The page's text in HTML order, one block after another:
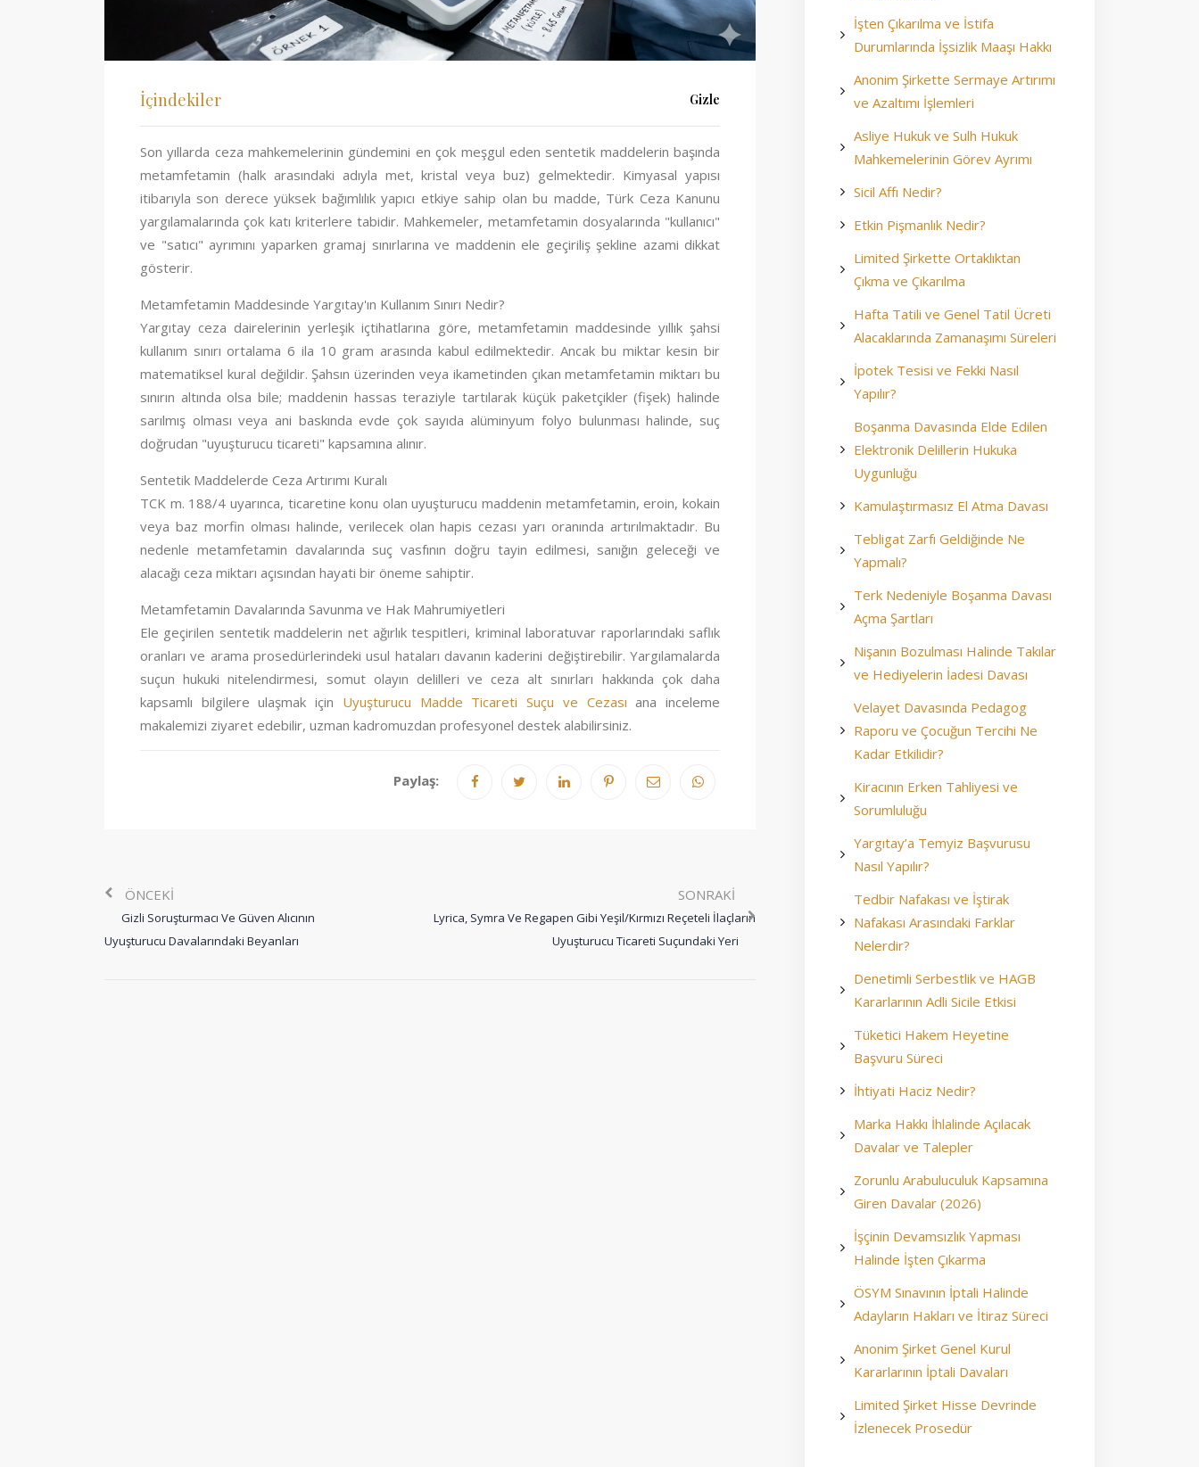
İşten Çıkarılma ve İstifa
Durumlarında İşsizlik Maaşı Hakkı
Anonim Şirkette Sermaye Artırımı
ve Azaltımı İşlemleri
Asliye Hukuk ve Sulh Hukuk
Mahkemelerinin Görev Ayrımı
Sicil Affı Nedir?
Etkin Pişmanlık Nedir?
Limited Şirkette Ortaklıktan
Çıkma ve Çıkarılma
Hafta Tatili ve Genel Tatil Ücreti
Alacaklarında Zamanaşımı Süreleri
İpotek Tesisi ve Fekki Nasıl
Yapılır?
Boşanma Davasında Elde Edilen
Elektronik Delillerin Hukuka
Uygunluğu
Kamulaştırmasız El Atma Davası
Tebligat Zarfı Geldiğinde Ne
Yapmalı?
Terk Nedeniyle Boşanma Davası
Açma Şartları
Nişanın Bozulması Halinde Takılar
ve Hediyelerin İadesi Davası
Velayet Davasında Pedagog
Raporu ve Çocuğun Tercihi Ne
Kadar Etkilidir?
Kiracının Erken Tahliyesi ve
Sorumluluğu
Yargıtay’a Temyiz Başvurusu
Nasıl Yapılır?
Tedbir Nafakası ve İştirak
Nafakası Arasındaki Farklar
Nelerdir?
Denetimli Serbestlik ve HAGB
Kararlarının Adli Sicile Etkisi
Tüketici Hakem Heyetine
Başvuru Süreci
İhtiyati Haciz Nedir?
Marka Hakkı İhlalinde Açılacak
Davalar ve Talepler
Zorunlu Arabuluculuk Kapsamına
Giren Davalar (2026)
İşçinin Devamsızlık Yapması
Halinde İşten Çıkarma
ÖSYM Sınavının İptali Halinde
Adayların Hakları ve İtiraz Süreci
Anonim Şirket Genel Kurul
Kararlarının İptali Davaları
Limited Şirket Hisse Devrinde
İzlenecek Prosedür
İçindekiler Gizle
Son yıllarda ceza mahkemelerinin gündemini en çok meşgul eden sentetik maddelerin başında
metamfetamin (halk arasındaki adıyla met, kristal veya buz) gelmektedir. Kimyasal yapısı
itibarıyla son derece yüksek bağımlılık yapıcı etkiye sahip olan bu madde, Türk Ceza Kanunu
yargılamalarında çok katı kriterlere tabidir. Mahkemeler, metamfetamin dosyalarında "kullanıcı"
ve "satıcı" ayrımını yaparken gramaj sınırlarına ve maddenin ele geçiriliş şekline azami dikkat
gösterir.
Metamfetamin Maddesinde Yargıtay'ın Kullanım Sınırı Nedir?
Yargıtay ceza dairelerinin yerleşik içtihatlarına göre, metamfetamin maddesinde yıllık şahsi
kullanım sınırı ortalama 6 ila 10 gram arasında kabul edilmektedir. Ancak bu miktar kesin bir
matematiksel kural değildir. Şahsın üzerinden veya ikametinden çıkan metamfetamin miktarı bu
sınırın altında olsa bile; maddenin hassas teraziyle tartılarak küçük paketçikler (fişek) halinde
sarılmış olması veya ani baskında evde çok sayıda alüminyum folyo bulunması halinde, suç
doğrudan "uyuşturucu ticareti" kapsamına alınır.
Sentetik Maddelerde Ceza Artırımı Kuralı
TCK m. 188/4 uyarınca, ticaretine konu olan uyuşturucu maddenin metamfetamin, eroin, kokain
veya baz morfin olması halinde, verilecek olan hapis cezası yarı oranında artırılmaktadır. Bu
nedenle metamfetamin davalarında suç vasfının doğru tayin edilmesi, sanığın geleceği ve
alacağı ceza miktarı açısından hayati bir öneme sahiptir.
Metamfetamin Davalarında Savunma ve Hak Mahrumiyetleri
Ele geçirilen sentetik maddelerin net ağırlık tespitleri, kriminal laboratuvar raporlarındaki saflık
oranları ve arama prosedürlerindeki usul hataları davanın kaderini değiştirebilir. Yargılamalarda
suçun hukuki nitelendirmesi, somut olayın delilleri ve ceza alt sınırları hakkında çok daha
kapsamlı bilgilere ulaşmak için Uyuşturucu Madde Ticareti Suçu ve Cezası ana inceleme
makalemizi ziyaret edebilir, uzman kadromuzdan profesyonel destek alabilirsiniz.
Paylaş:
ÖNCEKI
Gizli Soruşturmacı Ve Güven Alıcının
Uyuşturucu Davalarındaki Beyanları
SONRAKI
Lyrica, Symra Ve Regapen Gibi Yeşil/Kırmızı Reçeteli İlaçların
Uyuşturucu Ticareti Suçundaki Yeri